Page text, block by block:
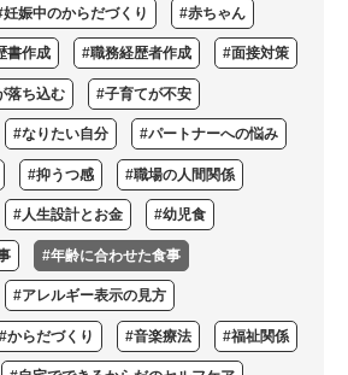
妊娠中のからだづくり #赤ちゃん
書作成 #職務経歴者作成 #面接対策
落ち込む #子育てが不安
#なりたい自分 #パートナーへの悩み
#抑うつ感 #職場の人間関係
#人生設計とお金 #幼児食
#年齢に合わせた食事
#アレルギー表示の見方
#からだづくり #音楽療法 #福祉関係